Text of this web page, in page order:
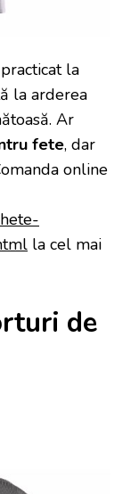
la
la arderea
Ar
fete, dar
online
la cel mai
de